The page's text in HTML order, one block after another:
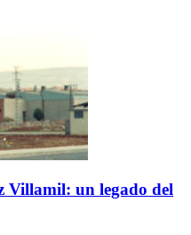
Villamil: un legado del